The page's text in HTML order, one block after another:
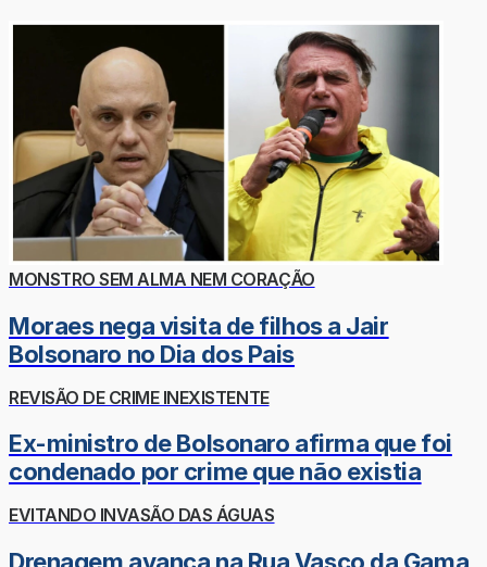
MONSTRO SEM ALMA NEM CORAÇÃO
Moraes nega visita de filhos a Jair
Bolsonaro no Dia dos Pais
REVISÃO DE CRIME INEXISTENTE
Ex-ministro de Bolsonaro afirma que foi
condenado por crime que não existia
EVITANDO INVASÃO DAS ÁGUAS
Drenagem avança na Rua Vasco da Gama